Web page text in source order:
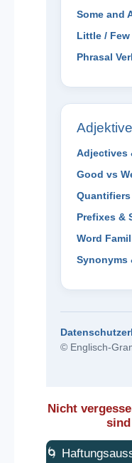
Some and
Little / Few
Phrasal
Adjectives
Good vs
Quantifiers
Prefixes &
Word
Synonyms
© Englisch-
Nicht
🌀